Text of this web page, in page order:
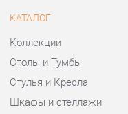
Офисная мебель
Хранение инструментов
Мягкая офисная мебель
ГОРОДА